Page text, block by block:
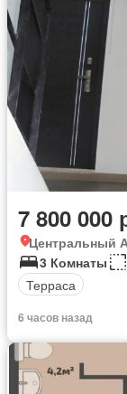
7 800 000
Центральный
3 Комнаты
Терраса
6 часов назад